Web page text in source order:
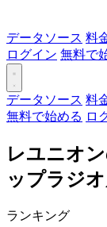
データソース 料
ログイン 無料で
データソース 料
無料で始める ロ
レユニオ
ップラジ
ランキング